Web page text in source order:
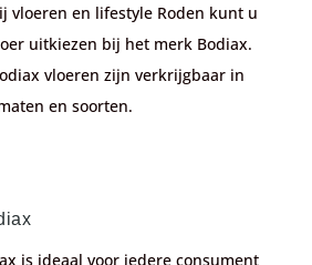
vloeren en lifestyle Roden kunt u
uitkiezen bij het merk Bodiax.
vloeren zijn verkrijgbaar in
en soorten.
is ideaal voor iedere consument